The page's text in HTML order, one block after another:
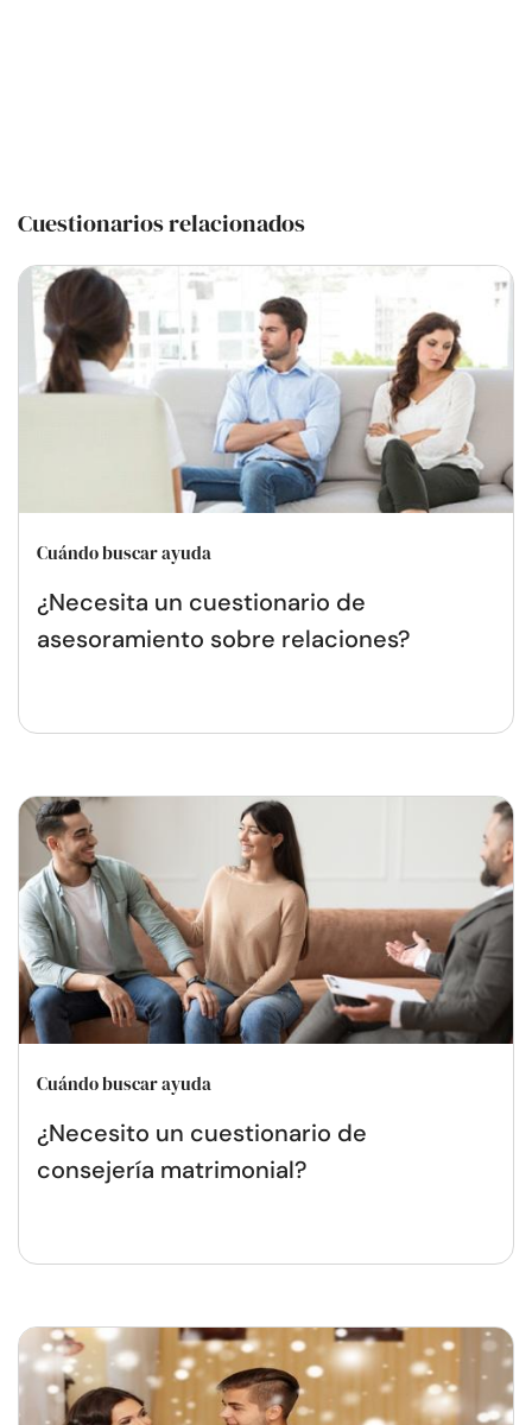
Cuestionarios relacionados
Cuándo buscar ayuda
¿Necesita un cuestionario de
asesoramiento sobre relaciones?
Cuándo buscar ayuda
¿Necesito un cuestionario de
consejería matrimonial?